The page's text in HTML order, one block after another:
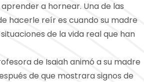
a hornear. Una de las
hacerle reír es cuando su madre
de la vida real que han
de Isaiah animó a su madre
de que mostrara signos de